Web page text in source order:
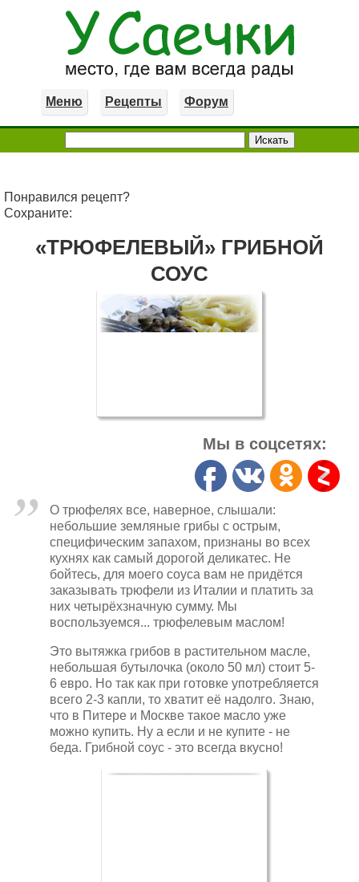
Меню Рецепты Форум
Понравился рецепт?
Сохраните:
«ТРЮФЕЛЕВЫЙ» ГРИБНОЙ
СОУС
Мы в соцсетях:
О трюфелях все, наверное, слышали:
небольшие земляные грибы с острым,
специфическим запахом, признаны во всех
кухнях как самый дорогой деликатес. Не
бойтесь, для моего соуса вам не придётся
заказывать трюфели из Италии и платить за
них четырёхзначную сумму. Мы
воспользуемся... трюфелевым маслом!
Это вытяжка грибов в растительном масле,
небольшая бутылочка (около 50 мл) стоит 5-
6 евро. Но так как при готовке употребляется
всего 2-3 капли, то хватит её надолго. Знаю,
что в Питере и Москве такое масло уже
можно купить. Ну а если и не купите - не
беда. Грибной соус - это всегда вкусно!